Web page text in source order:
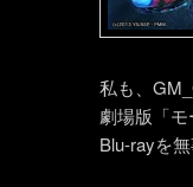
私も、
劇場版「
Blu-rayを